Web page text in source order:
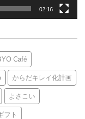
02:16
Café
からだキレイ化計画
よさこい
フト